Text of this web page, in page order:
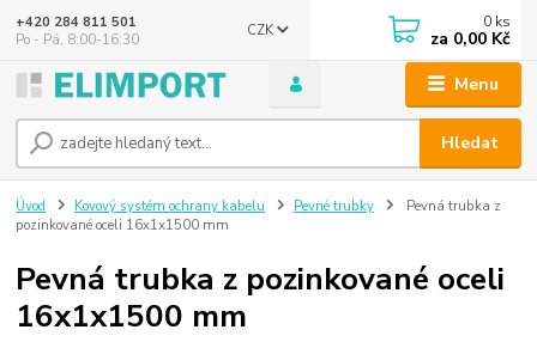
Menu
CZK
Hledat
+420 284 811 501
Po - Pá, 8:00-16:30
0 ks
za 0,00 Kč
Úvod Kovový systém ochrany kabelu Pevné trubky
Pevná trubka z
pozinkované oceli 16x1x1500 mm
Pevná trubka z pozinkované oceli
16x1x1500 mm